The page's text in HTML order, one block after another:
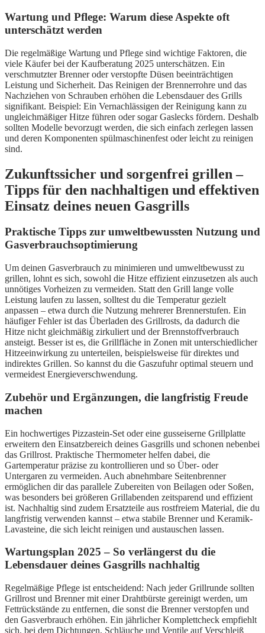
Wartung und Pflege: Warum diese Aspekte oft
unterschätzt werden
Die regelmäßige Wartung und Pflege sind wichtige Faktoren, die
viele Käufer bei der Kaufberatung 2025 unterschätzen. Ein
verschmutzter Brenner oder verstopfte Düsen beeinträchtigen
Leistung und Sicherheit. Das Reinigen der Brennerrohre und das
Nachziehen von Schrauben erhöhen die Lebensdauer des Grills
signifikant. Beispiel: Ein Vernachlässigen der Reinigung kann zu
ungleichmäßiger Hitze führen oder sogar Gaslecks fördern. Deshalb
sollten Modelle bevorzugt werden, die sich einfach zerlegen lassen
und deren Komponenten spülmaschinenfest oder leicht zu reinigen
sind.
Zukunftssicher und sorgenfrei grillen –
Tipps für den nachhaltigen und effektiven
Einsatz deines neuen Gasgrills
Praktische Tipps zur umweltbewussten Nutzung und
Gasverbrauchsoptimierung
Um deinen Gasverbrauch zu minimieren und umweltbewusst zu
grillen, lohnt es sich, sowohl die Hitze effizient einzusetzen als auch
unnötiges Vorheizen zu vermeiden. Statt den Grill lange volle
Leistung laufen zu lassen, solltest du die Temperatur gezielt
anpassen – etwa durch die Nutzung mehrerer Brennerstufen. Ein
häufiger Fehler ist das Überladen des Grillrosts, da dadurch die
Hitze nicht gleichmäßig zirkuliert und der Brennstoffverbrauch
ansteigt. Besser ist es, die Grillfläche in Zonen mit unterschiedlicher
Hitzeeinwirkung zu unterteilen, beispielsweise für direktes und
indirektes Grillen. So kannst du die Gaszufuhr optimal steuern und
vermeidest Energieverschwendung.
Zubehör und Ergänzungen, die langfristig Freude
machen
Ein hochwertiges Pizzastein-Set oder eine gusseiserne Grillplatte
erweitern den Einsatzbereich deines Gasgrills und schonen nebenbei
das Grillrost. Praktische Thermometer helfen dabei, die
Gartemperatur präzise zu kontrollieren und so Über- oder
Untergaren zu vermeiden. Auch abnehmbare Seitenbrenner
ermöglichen dir das parallele Zubereiten von Beilagen oder Soßen,
was besonders bei größeren Grillabenden zeitsparend und effizient
ist. Nachhaltig sind zudem Ersatzteile aus rostfreiem Material, die du
langfristig verwenden kannst – etwa stabile Brenner und Keramik-
Lavasteine, die sich leicht reinigen und austauschen lassen.
Wartungsplan 2025 – So verlängerst du die
Lebensdauer deines Gasgrills nachhaltig
Regelmäßige Pflege ist entscheidend: Nach jeder Grillrunde sollten
Grillrost und Brenner mit einer Drahtbürste gereinigt werden, um
Fettrückstände zu entfernen, die sonst die Brenner verstopfen und
den Gasverbrauch erhöhen. Ein jährlicher Komplettcheck empfiehlt
sich, bei dem Dichtungen, Schläuche und Ventile auf Verschleiß